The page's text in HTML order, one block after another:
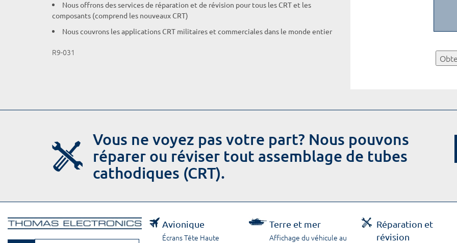
Nous offrons des services de réparation et de révision pour tous les CRT et les
composants (comprend les nouveaux CRT)
Nous couvrons les applications CRT militaires et commerciales dans le monde entier
R9-031
Vous ne voyez pas votre part? Nous pouvons
réparer ou réviser tout assemblage de tubes
cathodiques (CRT).
Avionique
Écrans Tête Haute
Terre et mer
Affichage du véhicule au
Réparation et
révision